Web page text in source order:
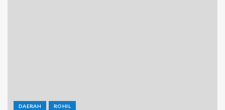
DAERAH ROHIL